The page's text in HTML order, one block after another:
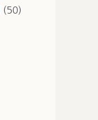
(50)